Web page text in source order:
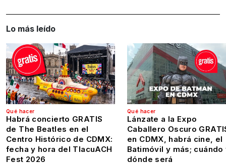
Lo más leído
Qué hacer
Habrá concierto GRATIS
de The Beatles en el
Centro Histórico de CDMX:
fecha y hora del TlacuACH
Fest 2026
Qué hacer
Lánzate a la Expo
Caballero Oscuro
en CDMX, habrá cine, el
Batimóvil y más; cuándo
dónde será